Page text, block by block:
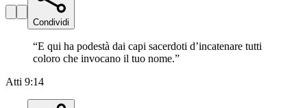
Condividi
“E qui ha podestà dai capi sacerdoti d’incatenare tutti
coloro che invocano il tuo nome.”
Atti 9:14